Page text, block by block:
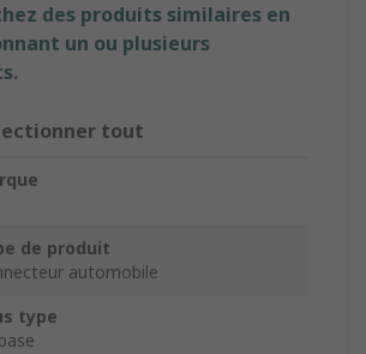
des produits similaires en
un ou plusieurs
tout
de produit
automobile
type